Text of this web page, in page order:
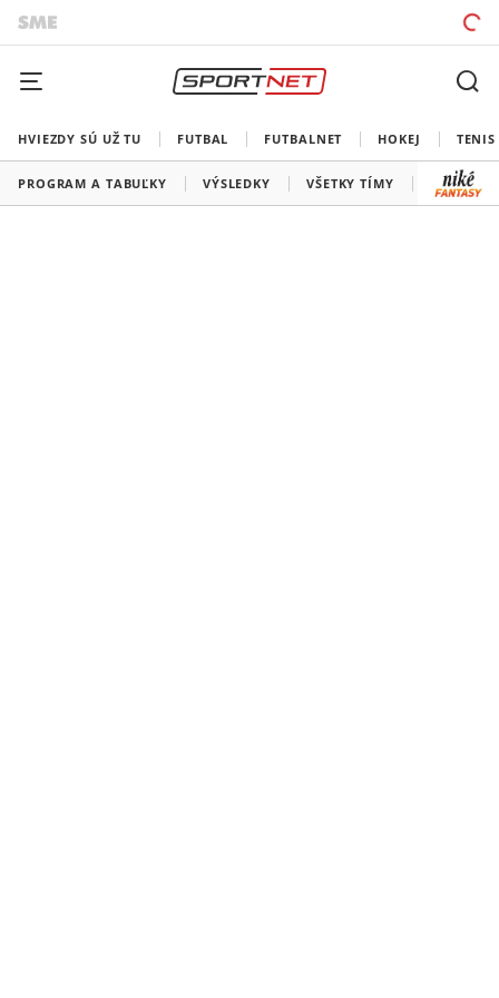
HVIEZDY SÚ UŽ TU FUTBAL FUTBALNET HOKEJ TENIS
PROGRAM A TABUĽKY VÝSLEDKY VŠETKY TÍMY